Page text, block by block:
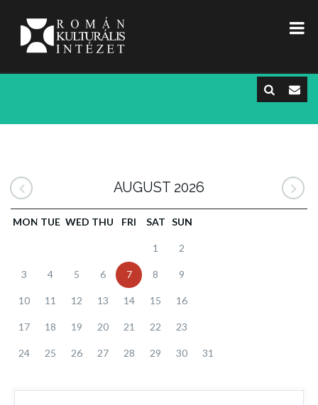
AUGUST 2026
MON TUE WED THU FRI SAT SUN
1 2
3 4 5 6 7 8 9
10 11 12 13 14 15 16
17 18 19 20 21 22 23
24 25 26 27 28 29 30 31